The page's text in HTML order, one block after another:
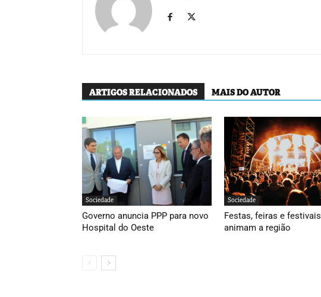
ARTIGOS RELACIONADOS MAIS DO AUTOR
Sociedade
Governo anuncia PPP para novo
Hospital do Oeste
Sociedade
Festas, feiras e festivais
animam a região